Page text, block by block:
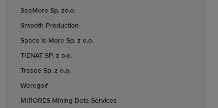
SeaMore Sp. zo.o.
Smooth Production
Space is More Sp. z o.o.
TIENAT SP. z o.o.
Trasee Sp. z o.o.
Weregolf
MIRORES Mining Data Services